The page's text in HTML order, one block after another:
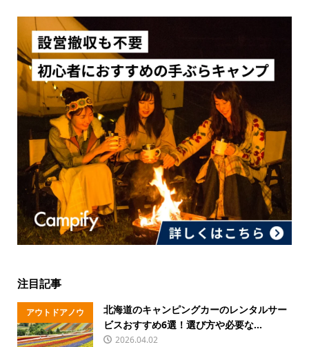
注目記事
アウトドアノウ
ハウ
北海道のキャンピングカーのレンタルサー
ビスおすすめ6選！選び方や必要な...
2026.04.02